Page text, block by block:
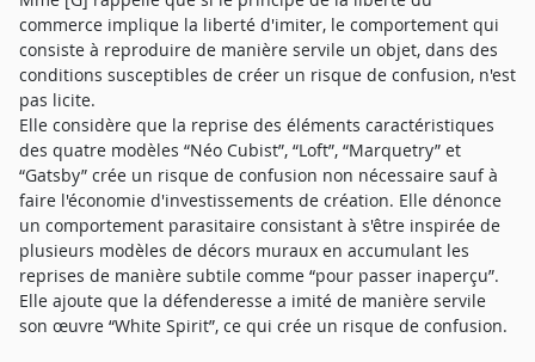
commerce implique la liberté d'imiter, le comportement qui
consiste à reproduire de manière servile un objet, dans des
conditions susceptibles de créer un risque de confusion, n'est
pas licite.
Elle considère que la reprise des éléments caractéristiques
des quatre modèles “Néo Cubist”, “Loft”, “Marquetry” et
“Gatsby” crée un risque de confusion non nécessaire sauf à
faire l'économie d'investissements de création. Elle dénonce
un comportement parasitaire consistant à s'être inspirée de
plusieurs modèles de décors muraux en accumulant les
reprises de manière subtile comme “pour passer inaperçu”.
Elle ajoute que la défenderesse a imité de manière servile
son œuvre “White Spirit”, ce qui crée un risque de confusion.